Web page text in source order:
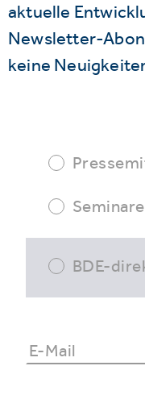
aktuelle
Newsletter-
keine
BDE-